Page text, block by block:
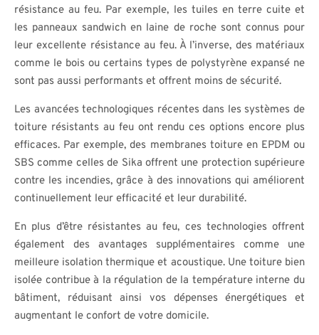
résistance au feu. Par exemple, les tuiles en terre cuite et
les panneaux sandwich en laine de roche sont connus pour
leur excellente résistance au feu. À l’inverse, des matériaux
comme le bois ou certains types de polystyrène expansé ne
sont pas aussi performants et offrent moins de sécurité.
Les avancées technologiques récentes dans les systèmes de
toiture résistants au feu ont rendu ces options encore plus
efficaces. Par exemple, des membranes toiture en EPDM ou
SBS comme celles de Sika offrent une protection supérieure
contre les incendies, grâce à des innovations qui améliorent
continuellement leur efficacité et leur durabilité.
En plus d’être résistantes au feu, ces technologies offrent
également des avantages supplémentaires comme une
meilleure isolation thermique et acoustique. Une toiture bien
isolée contribue à la régulation de la température interne du
bâtiment, réduisant ainsi vos dépenses énergétiques et
augmentant le confort de votre domicile.